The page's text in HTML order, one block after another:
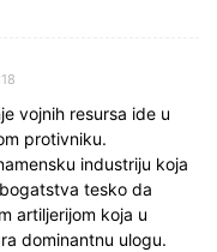
vojnih resursa ide u
protivniku.
industriju koja
tesko da
artiljerijom koja u
dominantnu ulogu.